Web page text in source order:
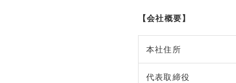
【会社概要】
本社住所
代表取締役